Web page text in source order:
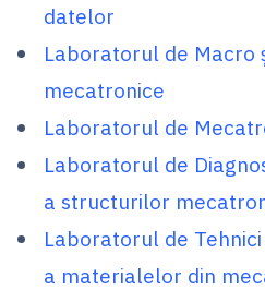
datelor
Laboratorul de Macro
mecatronice
Laboratorul de
Laboratorul de
a structurilor
Laboratorul de
a materialelor din